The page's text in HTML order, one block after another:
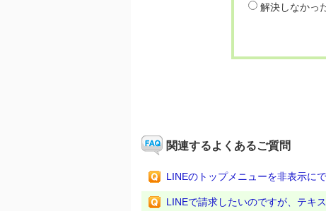
解決しなかっ
関連するよくあるご質問
LINEのトップメニューを非表示に
LINEで請求したいのですが、テキ